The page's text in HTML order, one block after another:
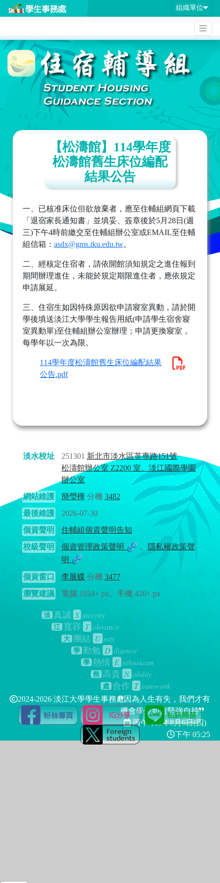
組織單位
【松濤館】114學年度
松濤館舊生床位編配
結果公告
一、已核准床位但欲放棄者，應至住輔組網頁下載
「退宿家長通知書」並填妥、簽章後於5月28日(週
三)下午4時前繳交至住輔組辦公室或EMAIL至住輔
組信箱： asdx@gms.tku.edu.tw。
二、經核定住宿者，請依開館須知規定之進住報到
期間辦理進住，未能於規定期限進住者，應依規定
申請展延。
三、住宿生如因特殊原因欲申請寢室異動，請於開
學後填送淡江大學學生報告用紙(申請學生宿舍寢
室異動單)至住輔組辦公室辦理；申請更換寢室，
每學年以一次為限。
114學年度松濤館舊生床位編配結果
公告.pdf
淡水校址 251301 新北市淡水區英專路151號
松濤館辦公室 Z2200 室、淡江國際學園
辦公室
網站維護
簡瑩樺分機 3482
最後維護
2026-07-30
個資聲明
住輔組個資聲明告知
校級聲明
個資管理政策聲明 、
隱私權政策聲
明
個資窗口 李展蝶 分機 3477
瀏覽建議
電腦 1024+ px、手機 420+ px
淡 真誠 S incerity
江 寬容 T olerance
大 團結 U nity
學 勤勉 D iligence
學 熱情 E nthusiasm
務 高貴 N obility
處 合作 T eamwork
2024-2026 淡江大學學生事務處因為人生有失，我們才有
機會學習如何堅強自持
丙午 115年8月6日(四)
下午 05:25